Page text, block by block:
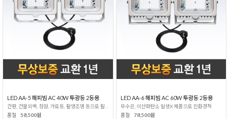
LED AA-5 해피빔 AC 40W 투광등 2등용
품절
58,500원
LED AA-6 해피빔 AC 60W 투광등 2등용
무수은, 이산화탄소 발생X 제품으로 친환경적
품절
78,500원